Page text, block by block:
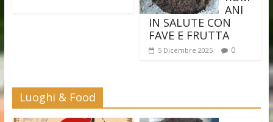
ANI
IN SALUTE CON
FAVE E FRUTTA
5 Dicembre 2025 0
Luoghi & Food